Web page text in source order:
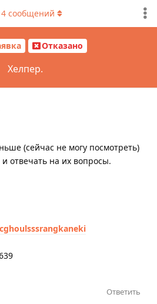
Отказано
Хелпер.
4сообщений
(сейчас не могу посмотреть)
отвечать на их вопросы.
Ответить